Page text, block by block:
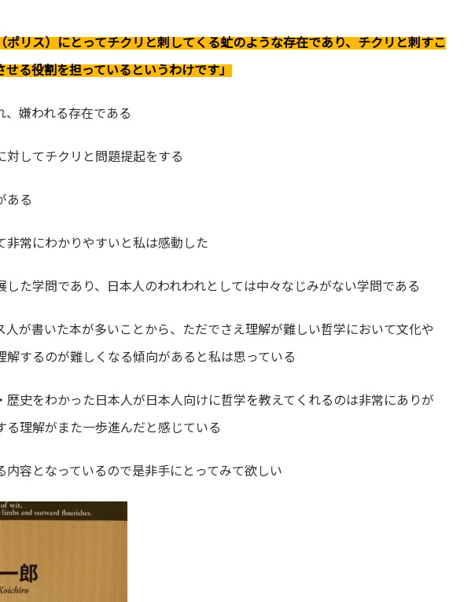
ポリス）にとってチクリと刺してくる虻のような存在であり、チクリと刺すこ
る役割を担っているというわけです」
、嫌われる存在である
対してチクリと問題提起をする
ある
非常にわかりやすいと私は感動した
した学問であり、日本人のわれわれとしては中々なじみがない学問である
人が書いた本が多いことから、ただでさえ理解が難しい哲学において文化や
解するのが難しくなる傾向があると私は思っている
歴史をわかった日本人が日本人向けに哲学を教えてくれるのは非常にありが
る理解がまた一歩進んだと感じている
内容となっているので是非手にとってみて欲しい